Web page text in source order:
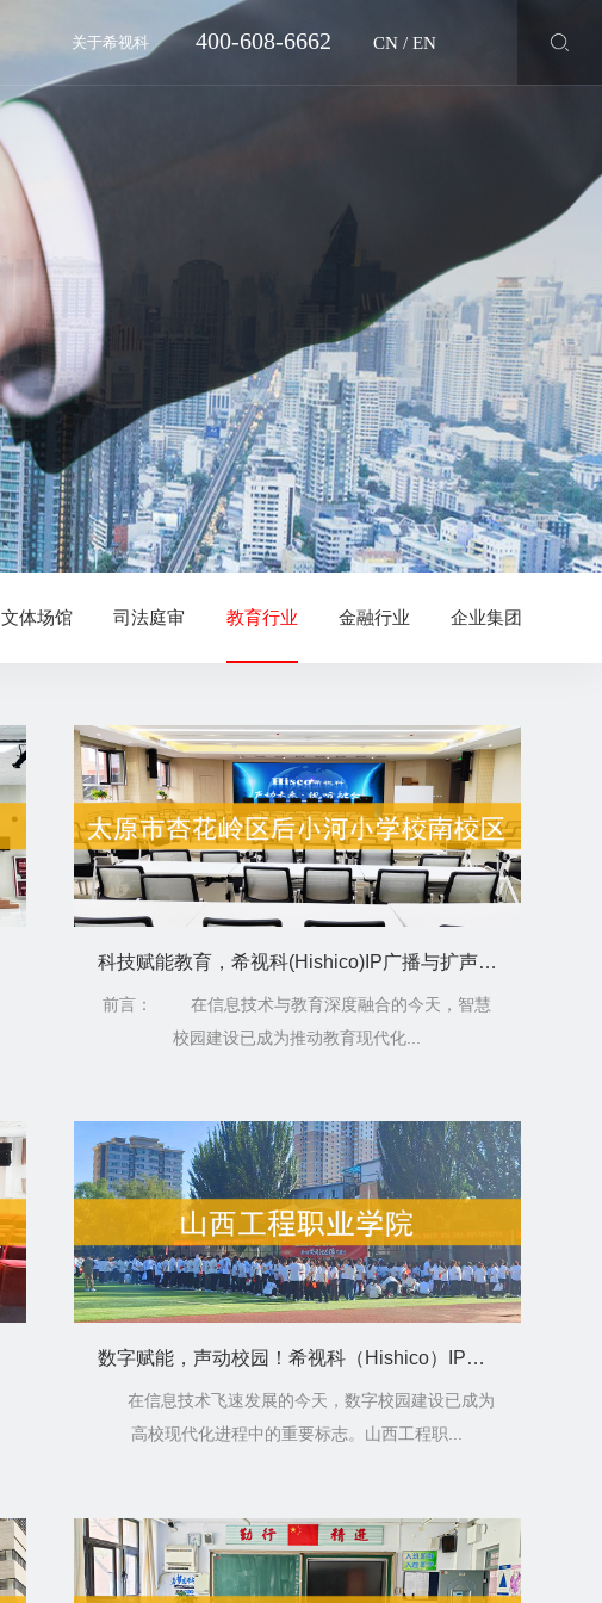
400-608-6662 CN /EN
关于希视科
文体场馆 司法庭审 教育行业 金融行业 企业集团
科技赋能教育，希视科(Hishico)IP广播与扩声系统助力太原后小河小学智慧校园建设
前言： 在信息技术与教育深度融合的今天，智慧
校园建设已成为推动教育现代化...
数字赋能，声动校园！希视科（Hishico）IP广播系统全面入驻山西工程职业学院
在信息技术飞速发展的今天，数字校园建设已成为
高校现代化进程中的重要标志。山西工程职...